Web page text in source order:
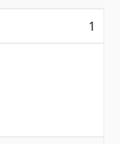
1